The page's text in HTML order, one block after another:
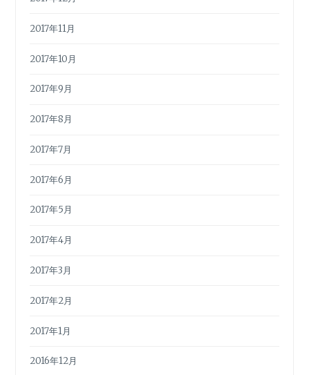
2017年11月
2017年10月
2017年9月
2017年8月
2017年7月
2017年6月
2017年5月
2017年4月
2017年3月
2017年2月
2017年1月
2016年12月